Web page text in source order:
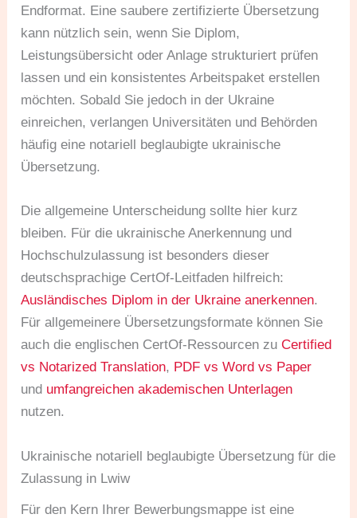
Endformat. Eine saubere zertifizierte Übersetzung
kann nützlich sein, wenn Sie Diplom,
Leistungsübersicht oder Anlage strukturiert prüfen
lassen und ein konsistentes Arbeitspaket erstellen
möchten. Sobald Sie jedoch in der Ukraine
einreichen, verlangen Universitäten und Behörden
häufig eine notariell beglaubigte ukrainische
Übersetzung.
Die allgemeine Unterscheidung sollte hier kurz
bleiben. Für die ukrainische Anerkennung und
Hochschulzulassung ist besonders dieser
deutschsprachige CertOf-Leitfaden hilfreich:
Ausländisches Diplom in der Ukraine anerkennen.
Für allgemeinere Übersetzungsformate können Sie
auch die englischen CertOf-Ressourcen zuCertified
vs Notarized Translation, PDF vs Word vs Paper
und umfangreichen akademischen Unterlagen
nutzen.
Ukrainische notariell beglaubigte Übersetzung für die
Zulassung in Lwiw
Für den Kern Ihrer Bewerbungsmappe ist eine